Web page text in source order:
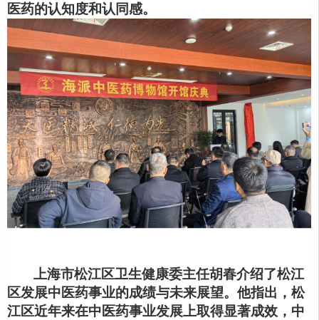
医药的认知度和认同感。
上海市松江区卫生健康委主任胡春介绍了松江
区发展中医药事业的成绩与未来展望。他指出，松
江区近年来在中医药事业发展上取得显著成效，中